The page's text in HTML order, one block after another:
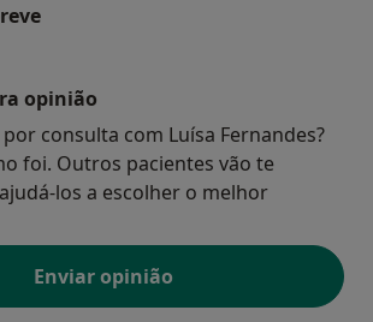
opinião
consulta com Luísa Fernandes?
foi. Outros pacientes vão te
los a escolher o melhor
Enviar opinião